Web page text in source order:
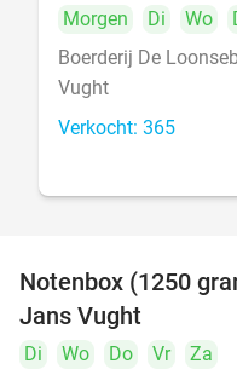
Morgen
Di Wo
Boerderij De
Vught
Verkocht: 365
Notenbox (1250
Jans Vught
Di Wo Do Vr
Za